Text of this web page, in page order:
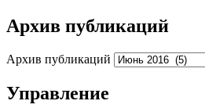
Архив публикаций
Архив публикаций
Управление